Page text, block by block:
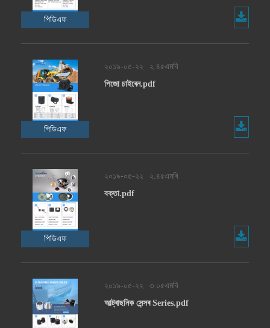
পিডিএফ
পিডিএফ
২০১৯-০৫-২২
২.৪৫এমবি
পিজো চাইৰেন.pdf
পিডিএফ
২০১৯-০৫-২২
২.৪৫এমবি
বক্তা.pdf
২০১৯-০৫-২২
৩.০৫এমবি
আল্ট্ৰাছনিক সেন্সৰ Series.pdf